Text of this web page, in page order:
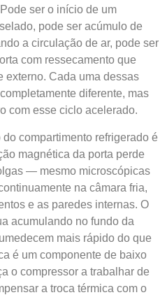
ser o início de um
pode ser acúmulo de
a circulação de ar, pode ser
com ressecamento que
externo. Cada uma dessas
diferente, mas
com esse ciclo acelerado.
compartimento refrigerado é
magnética da porta perde
— mesmo microscópicas
na câmara fria,
e as paredes internas. O
acumulando no fundo da
mais rápido do que
é um componente de baixo
o compressor a trabalhar de
a troca térmica com o